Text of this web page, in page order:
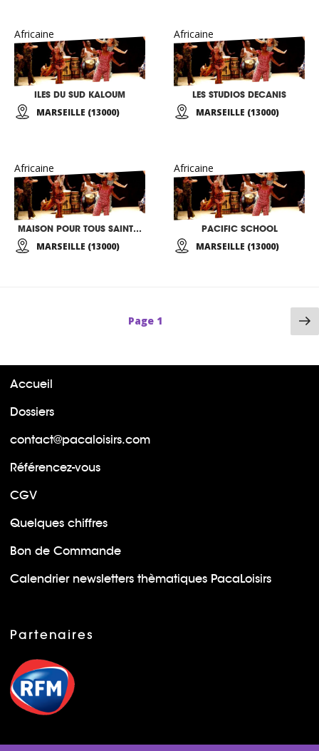
Africaine
ILES DU SUD KALOUM
MARSEILLE (13000)
Africaine
LES STUDIOS DECANIS
MARSEILLE (13000)
Africaine
MAISON POUR TOUS SAINT BARNABE
MARSEILLE (13000)
Africaine
PACIFIC SCHOOL
MARSEILLE (13000)
Page 1
Accueil
Dossiers
contact@pacaloisirs.com
Référencez-vous
CGV
Quelques chiffres
Bon de Commande
Calendrier newsletters thèmatiques PacaLoisirs
Partenaires